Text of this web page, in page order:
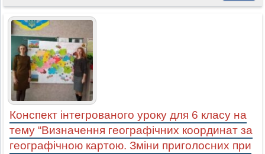
Конспект інтегрованого уроку для 6 класу на
тему “Визначення географічних координат за
географічною картою. Зміни приголосних при